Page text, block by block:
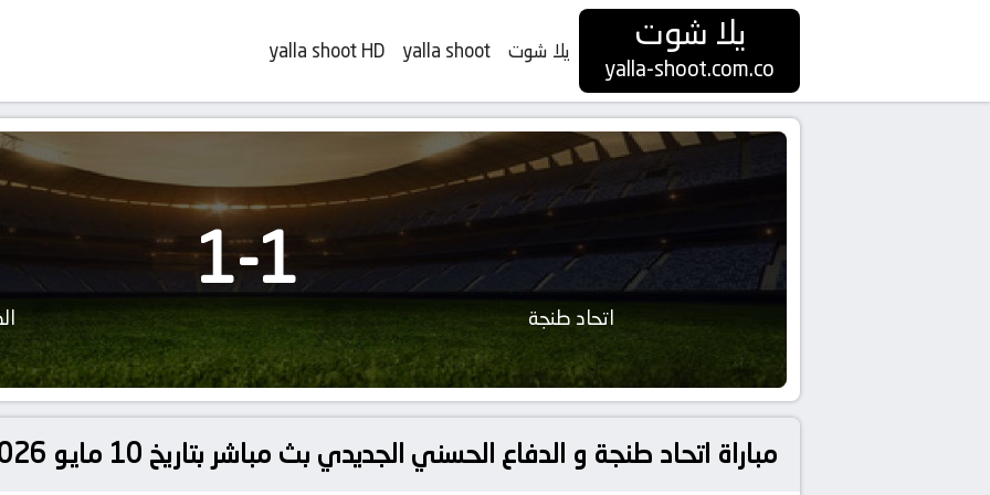
يلا شوت
yalla-shoot.com.co
يلا شوت yalla shoot
yalla shoot HD
اتحاد طنجة
1
-
1
مباراة اتحاد طنجة و الدفاع الحسني الجديدي بث مباشر بتاريخ 10 مايو 2026 بـ الدوري المغربي